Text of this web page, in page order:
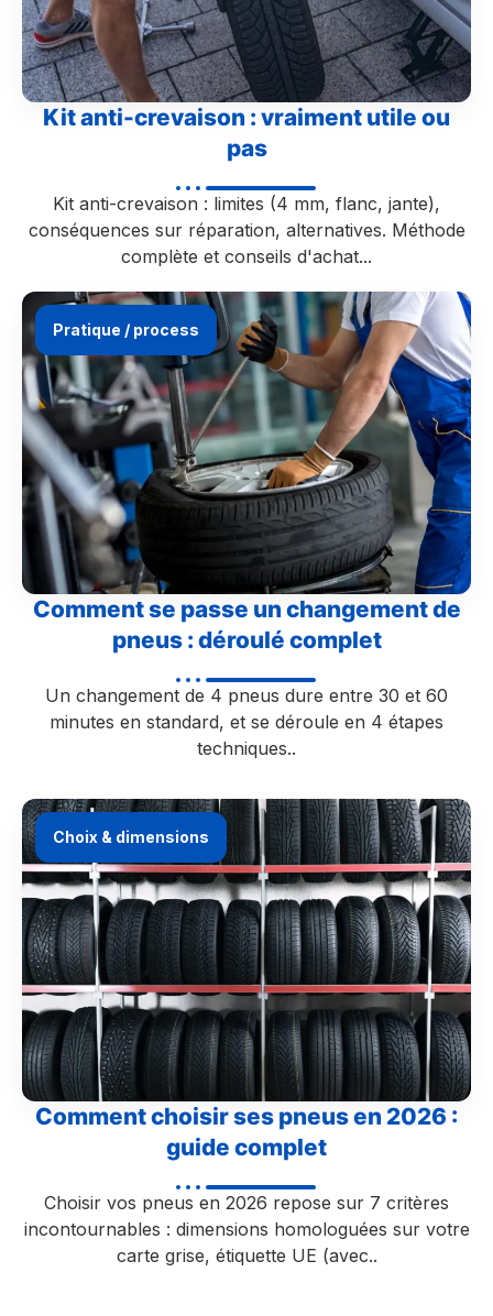
Kit anti-crevaison : vraiment utile ou
pas
Kit anti-crevaison : limites (4 mm, flanc, jante),
conséquences sur réparation, alternatives. Méthode
complète et conseils d'achat...
Pratique / process
Comment se passe un changement de
pneus : déroulé complet
Un changement de 4 pneus dure entre 30 et 60
minutes en standard, et se déroule en 4 étapes
techniques..
Choix & dimensions
Comment choisir ses pneus en 2026 :
guide complet
Choisir vos pneus en 2026 repose sur 7 critères
incontournables : dimensions homologuées sur votre
carte grise, étiquette UE (avec..